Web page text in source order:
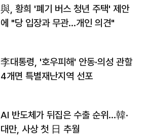
與, 황희 '폐기 버스 청년 주택' 제안
에 "당 입장과 무관…개인 의견"
李대통령, '호우피해' 안동·의성 관할
4개면 특별재난지역 선포
AI 반도체가 뒤집은 수출 순위…韓·
대만, 사상 첫 日 추월